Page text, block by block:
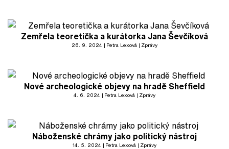
Zemřela teoretička a kurátorka Jana Ševčíková
26. 9. 2024 Petra Lexová Zprávy
Nové archeologické objevy na hradě Sheffield
4. 6. 2024 Petra Lexová Zprávy
Náboženské chrámy jako politický nástroj
14. 5. 2024 Petra Lexová Zprávy